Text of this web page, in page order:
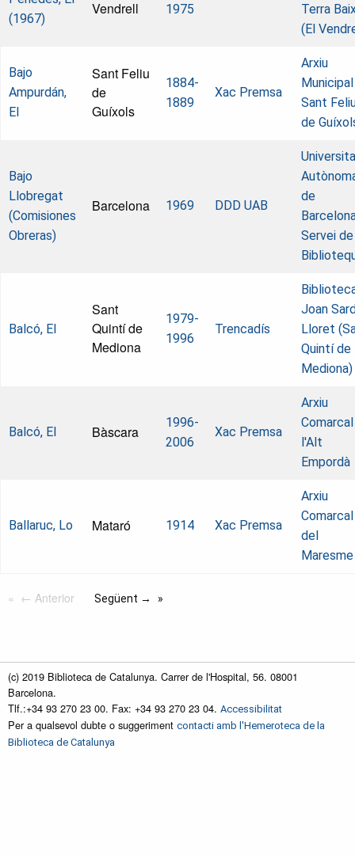
(1967)
Vendrell 1975
Terra
(El
Bajo
Ampurdán,
El
Sant Feliu
de
Guíxols
1884-
1889
Xac Premsa
Arxiu
Sant
de
Bajo
Llobregat
(Comisiones
Obreras)
Barcelona 1969 DDD UAB
de
Servei de
Balcó, El
Sant
Quintí de
Mediona
1979-
1996
Trencadís
Joan
Lloret
Quintí de
Mediona)
Balcó, El Bàscara
1996-
2006
Xac Premsa
Arxiu
l'Alt
Empordà
Ballaruc, Lo Mataró 1914 Xac Premsa
Arxiu
Comarcal
del
Maresme
← Anterior Següent →
(c) 2019 Biblioteca de Catalunya. Carrer de l'Hospital, 56. 08001
Barcelona.
Tlf.:+34 93 270 23 00. Fax: +34 93 270 23 04. Accessibilitat
Per a qualsevol dubte o suggeriment contacti amb l'Hemeroteca de la
Biblioteca de Catalunya